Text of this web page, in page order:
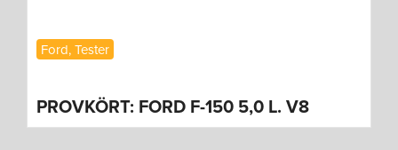
Ford,Tester
PROVKÖRT: FORD F-150 5,0 L. V8